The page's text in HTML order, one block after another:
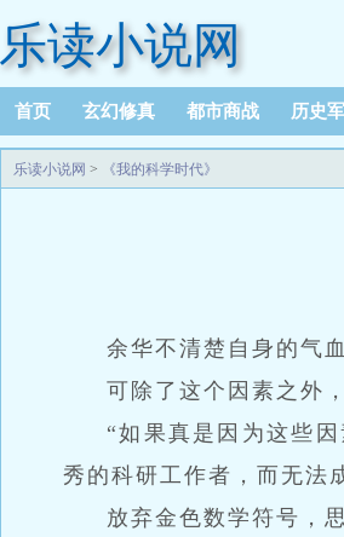
乐读小说网
首页 玄幻修真 都市商战 历史
乐读小说网 > 《我的科学时代》
余华不清楚自身的气
可除了这个因素之外
“如果真是因为这些
秀的科研工作者，而无法
放弃金色数学符号，